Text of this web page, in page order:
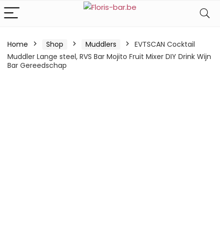
Home Shop Muddlers
EVTSCAN Cocktail
Muddler Lange steel, RVS Bar Mojito Fruit Mixer DIY Drink Wijn
Bar Gereedschap